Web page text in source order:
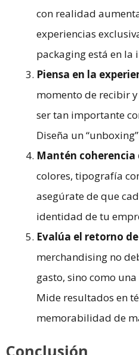
con realidad
experiencias
packaging está en la
Piensa en la
momento de recibir
ser tan importante
Diseña un
Mantén coherencia
colores, tipografía
asegúrate de que
identidad de tu
Evalúa el retorno
merchandising no
gasto, sino como
Mide resultados en
memorabilidad de
Conclusión